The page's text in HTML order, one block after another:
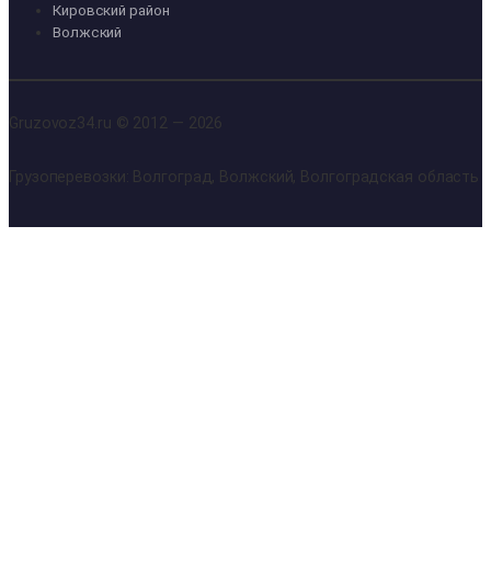
Кировский район
Волжский
Gruzovoz34.ru © 2012 — 2026
Грузоперевозки: Волгоград, Волжский, Волгоградская область